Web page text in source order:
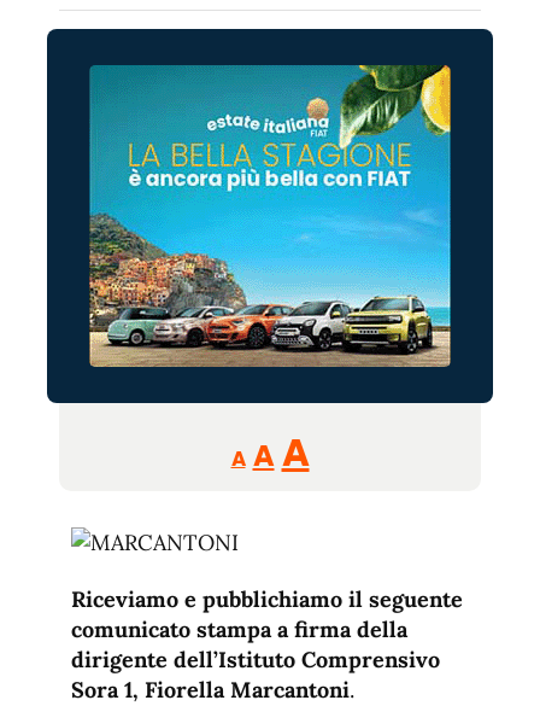
A
Reducir
tamaño
A Restablecer
AAumentar
fuente.
Riceviamo e pubblichiamo il seguente
comunicato stampa a firma della
dirigente dell’Istituto Comprensivo
Sora 1, Fiorella Marcantoni.